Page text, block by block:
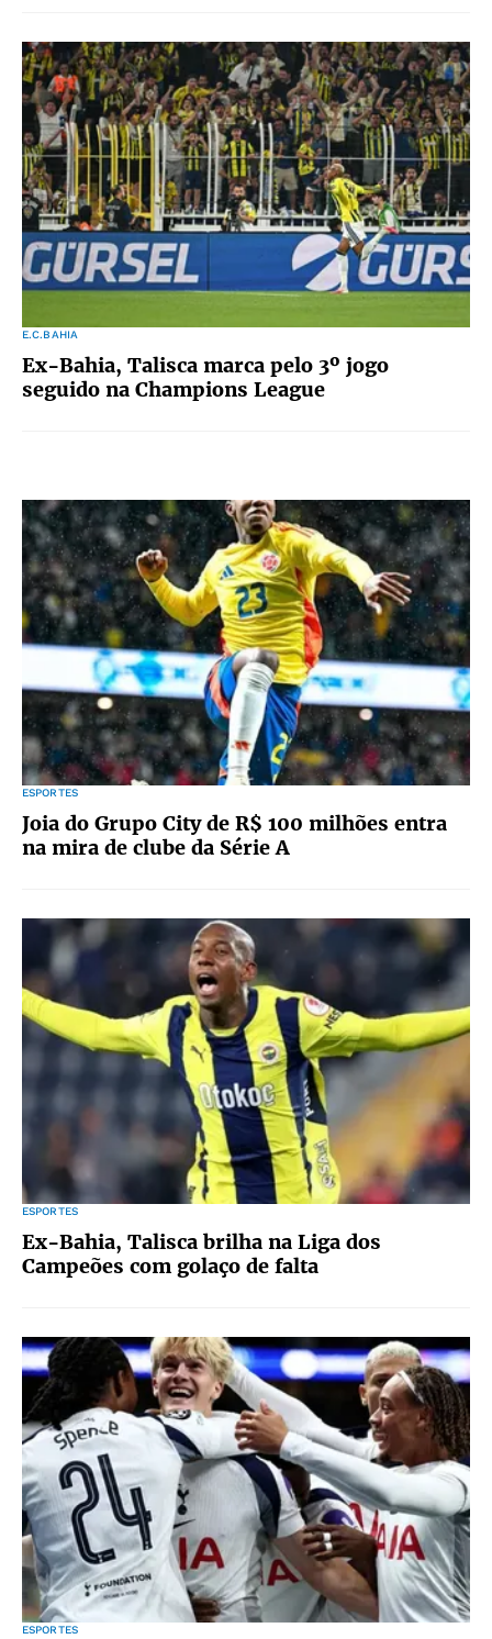
E.C.BAHIA
Ex-Bahia, Talisca marca pelo 3º jogo
seguido na Champions League
ESPORTES
Joia do Grupo City de R$ 100 milhões entra
na mira de clube da Série A
ESPORTES
Ex-Bahia, Talisca brilha na Liga dos
Campeões com golaço de falta
ESPORTES